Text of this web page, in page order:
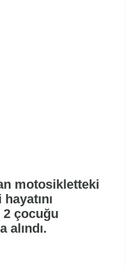
motosikletteki
2 çocuğu
alındı.